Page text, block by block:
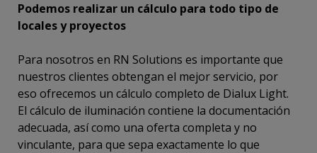
Podemos realizar un cálculo para todo tipo de
locales y proyectos
Para nosotros en RN Solutions es importante que
nuestros clientes obtengan el mejor servicio, por
eso ofrecemos un cálculo completo de Dialux Light.
El cálculo de iluminación contiene la documentación
adecuada, así como una oferta completa y no
vinculante, para que sepa exactamente lo que